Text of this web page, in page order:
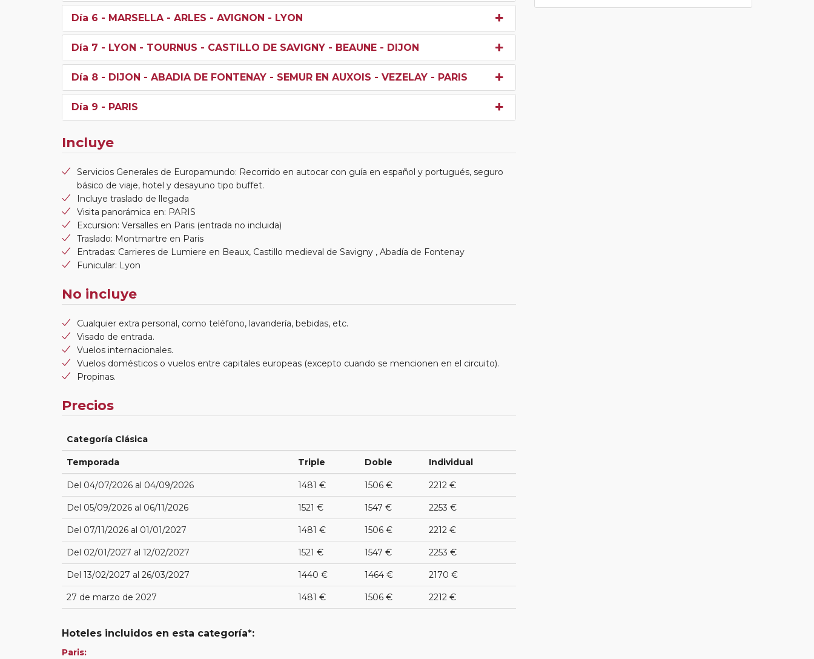
Día 6 - MARSELLA - ARLES - AVIGNON - LYON
Día 7 - LYON - TOURNUS - CASTILLO DE SAVIGNY - BEAUNE - DIJON
Día 8 - DIJON - ABADIA DE FONTENAY - SEMUR EN AUXOIS - VEZELAY - PARIS
Día 9 - PARIS
Incluye
Servicios Generales de Europamundo: Recorrido en autocar con guía en español y portugués, seguro
básico de viaje, hotel y desayuno tipo buffet.
Incluye traslado de llegada
Visita panorámica en: PARIS
Excursion: Versalles en Paris (entrada no incluida)
Traslado: Montmartre en Paris
Entradas: Carrieres de Lumiere en Beaux, Castillo medieval de Savigny , Abadía de Fontenay
Funicular: Lyon
No incluye
Cualquier extra personal, como teléfono, lavandería, bebidas, etc.
Visado de entrada.
Vuelos internacionales.
Vuelos domésticos o vuelos entre capitales europeas (excepto cuando se mencionen en el circuito).
Propinas.
Precios
Categoría Clásica
Temporada Triple Doble Individual
Del 04/07/2026 al 04/09/2026 1481 € 1506 € 2212 €
Del 05/09/2026 al 06/11/2026 1521 € 1547 € 2253 €
Del 07/11/2026 al 01/01/2027 1481 € 1506 € 2212 €
Del 02/01/2027 al 12/02/2027 1521 € 1547 € 2253 €
Del 13/02/2027 al 26/03/2027 1440 € 1464 € 2170 €
27 de marzo de 2027 1481 € 1506 € 2212 €
Hoteles incluidos en esta categoría*:
Paris: